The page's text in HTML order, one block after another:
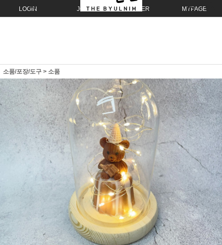
LOGIN JOIN ORDER MYPAGE
소품/포장/도구 > 소품